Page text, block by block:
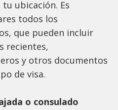
ubicación. Es
todos los
que pueden incluir
recientes,
y otros documentos
de visa.
o consulado